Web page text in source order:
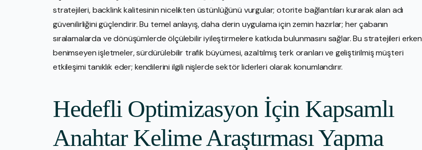
stratejileri, backlink kalitesinin nicelikten üstünlüğünü vurgular; otorite bağlantıları kurarak alan adı
güvenilirliğini güçlendirir. Bu temel anlayış, daha derin uygulama için zemin hazırlar; her çabanın
sıralamalarda ve dönüşümlerde ölçülebilir iyileştirmelere katkıda bulunmasını sağlar. Bu stratejileri erken
benimseyen işletmeler, sürdürülebilir trafik büyümesi, azaltılmış terk oranları ve geliştirilmiş müşteri
etkileşimi tanıklık eder; kendilerini ilgili nişlerde sektör liderleri olarak konumlandırır.
Hedefli Optimizasyon İçin Kapsamlı
Anahtar Kelime Araştırması Yapma